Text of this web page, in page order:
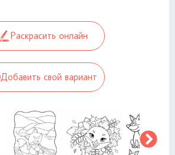
Раскрасить онлайн
Добавить свой вариант